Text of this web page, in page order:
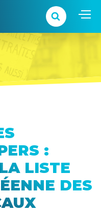
:
LISTE
DES